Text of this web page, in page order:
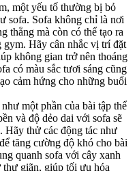
một yếu tố thường bị bỏ
sofa. Sofa không chỉ là nơi
thẳng mà còn có thể tạo ra
gym. Hãy cân nhắc vị trí đặt
không gian trở nên thoáng
có màu sắc tươi sáng cũng
cảm hứng cho những buổi
một phần của bài tập thể
và độ dẻo dai với sofa sẽ
Hãy thử các động tác như
tăng cường độ khó cho bài
quanh sofa với cây xanh
thư giãn, giúp tối ưu hóa